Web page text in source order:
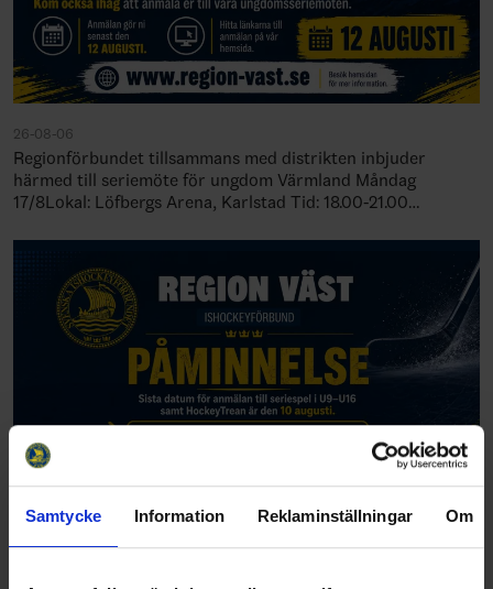
Samtycke Information Reklaminställningar Om
26-08-06
Regionförbundet tillsammans med distrikten inbjuder
härmed till seriemöte för ungdom Värmland Måndag
17/8Lokal: Löfbergs Arena, Karlstad Tid: 18.00-21.00
26-08-05